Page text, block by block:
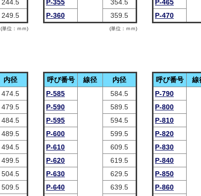
(単位：ｍｍ)
244.5
249.5
(単位：ｍｍ)
P-355
354.5
P-360
359.5
P-465
P-470
内径
474.5
479.5
484.5
489.5
494.5
499.5
504.5
509.5
呼び番号 線径
内径
P-585
584.5
P-590
589.5
P-595
594.5
P-600
599.5
P-610
609.5
P-620
619.5
P-630
629.5
P-640
639.5
呼び番号
線
P-790
P-800
P-810
P-820
P-830
P-840
P-850
P-860